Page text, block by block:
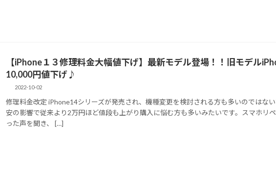
【iPhone１３修理料金大幅値下げ】最新モデル登場！！旧モデル
10,000円値下げ♪
2022-10-02
修理料金改定 iPhone14シリーズが発売され、機種変更を検討される方も多いのではな
安の影響で従来より2万円ほど値段も上がり購入に悩む方も多いみたいです。スマホリ
った声を聞き、 […]